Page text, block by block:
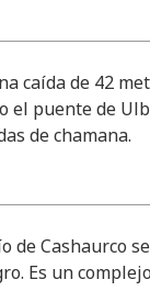
caída de 42
el puente de
de chamana.
de Cashaurco
Es un